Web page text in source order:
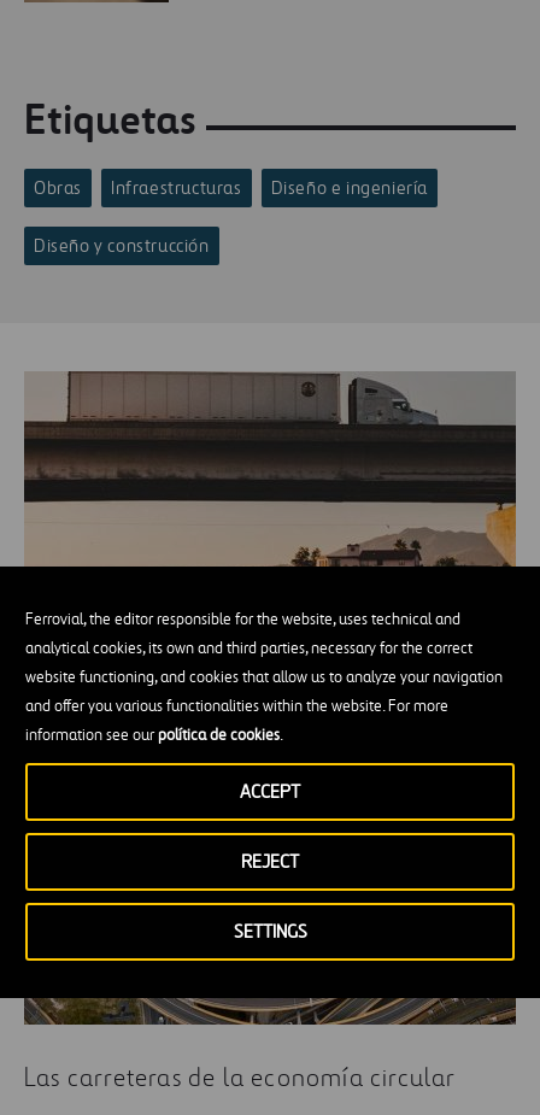
Ferrovial, the editor responsible for the website, uses technical and
analytical cookies, its own and third parties, necessary for the correct
website functioning, and cookies that allow us to analyze your navigation
and offer you various functionalities within the website. For more
information see ourpolítica de cookies.
SETTINGS
REJECT
ACCEPT
Etiquetas
Obras Infraestructuras Diseño e ingeniería
Diseño y construcción
Megacamiones, ¿qué son y qué tipo de
carreteras necesitan?
Las carreteras de la economía circular